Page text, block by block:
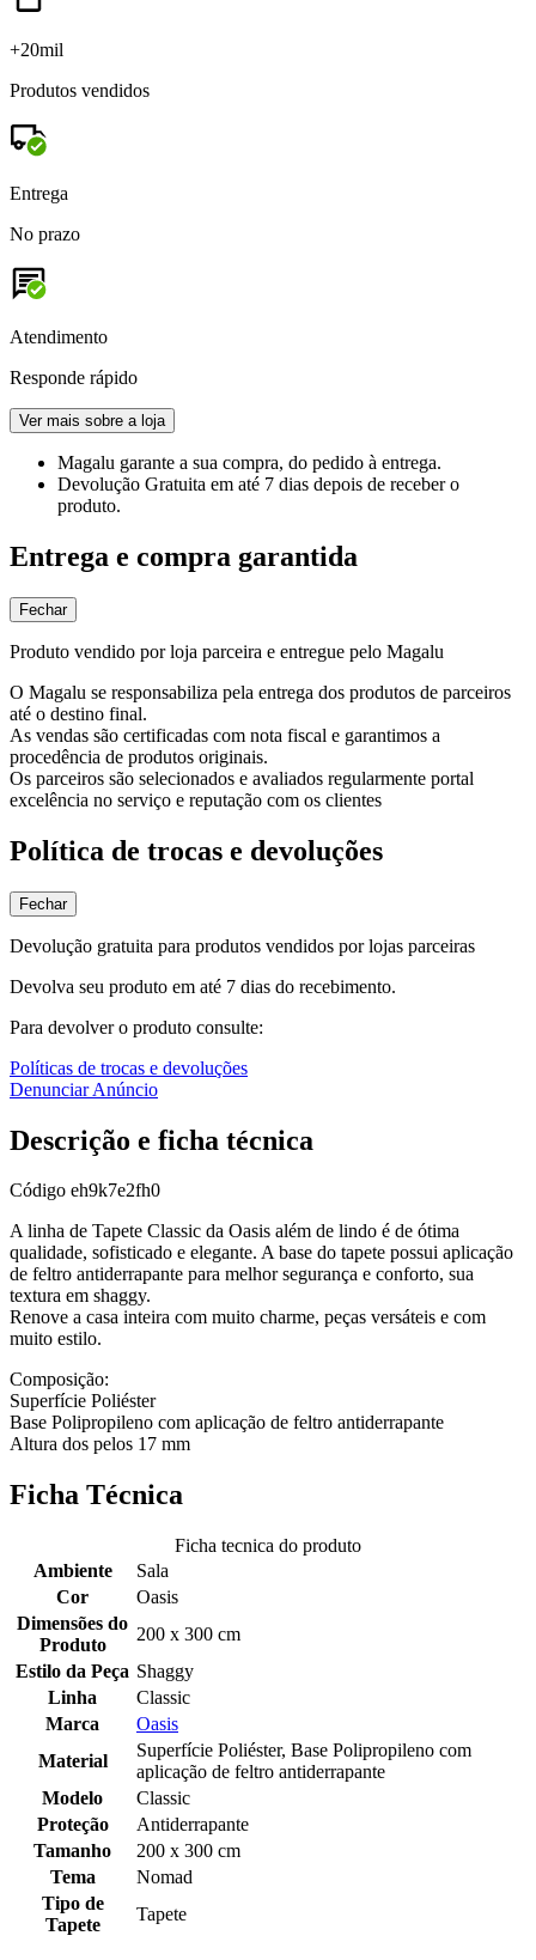
+20mil
Produtos vendidos
Entrega
No prazo
Atendimento
Responde rápido
Ver mais sobre a loja
Magalu garante a sua compra, do pedido à entrega.
Devolução Gratuita em até 7 dias depois de receber o
produto.
Entrega e compra garantida
Fechar
Produto vendido por loja parceira e entregue pelo Magalu
O Magalu se responsabiliza pela entrega dos produtos de parceiros
até o destino final.
As vendas são certificadas com nota fiscal e garantimos a
procedência de produtos originais.
Os parceiros são selecionados e avaliados regularmente portal
excelência no serviço e reputação com os clientes
Política de trocas e devoluções
Fechar
Devolução gratuita para produtos vendidos por lojas parceiras
Devolva seu produto em até 7 dias do recebimento.
Para devolver o produto consulte:
Políticas de trocas e devoluções
Denunciar Anúncio
Descrição e ficha técnica
Código eh9k7e2fh0
A linha de Tapete Classic da Oasis além de lindo é de ótima
qualidade, sofisticado e elegante. A base do tapete possui aplicação
de feltro antiderrapante para melhor segurança e conforto, sua
textura em shaggy.
Renove a casa inteira com muito charme, peças versáteis e com
muito estilo.
Composição:
Superfície Poliéster
Base Polipropileno com aplicação de feltro antiderrapante
Altura dos pelos 17 mm
Ficha Técnica
Ficha tecnica do produto
Ambiente
Sala
Cor
Oasis
Dimensões do
Produto
200 x 300 cm
Estilo da Peça Shaggy
Linha
Classic
Marca
Oasis
Material
Superfície Poliéster, Base Polipropileno com
aplicação de feltro antiderrapante
Modelo
Classic
Proteção
Antiderrapante
Tamanho
200 x 300 cm
Tema
Nomad
Tipo de
Tapete
Tapete